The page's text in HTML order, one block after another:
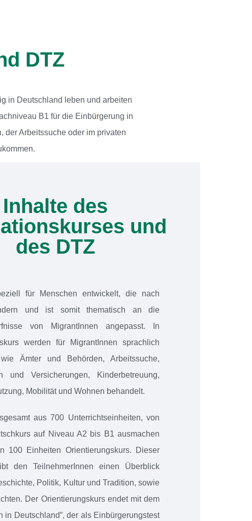
DTZ
in Deutschland leben und arbeiten
B1 für die Einbürgerung in
der Arbeitssuche oder im privaten
Inhalte des
und
des DTZ
für Menschen entwickelt, die nach
und ist somit thematisch an die
von MigrantInnen angepasst. In
werden für MigrantInnen sprachlich
Ämter und Behörden, Arbeitssuche,
und Versicherungen, Kinderbetreuung,
Mobilität und Wohnen behandelt.
aus 700 Unterrichtseinheiten, von
auf Niveau A2 bis B1 ausmachen
100 Einheiten Orientierungskurs. Dieser
den TeilnehmerInnen einen Überblick
Politik, Kultur und Tradition, sowie
Der Orientierungskurs endet mit dem
in Deutschland”, der als Einbürgerungstest